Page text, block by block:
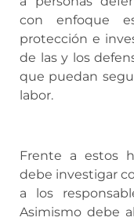
con enfoque
protección e
de las y los
que puedan
labor.
Frente a estos
debe investigar
a los
Asimismo debe